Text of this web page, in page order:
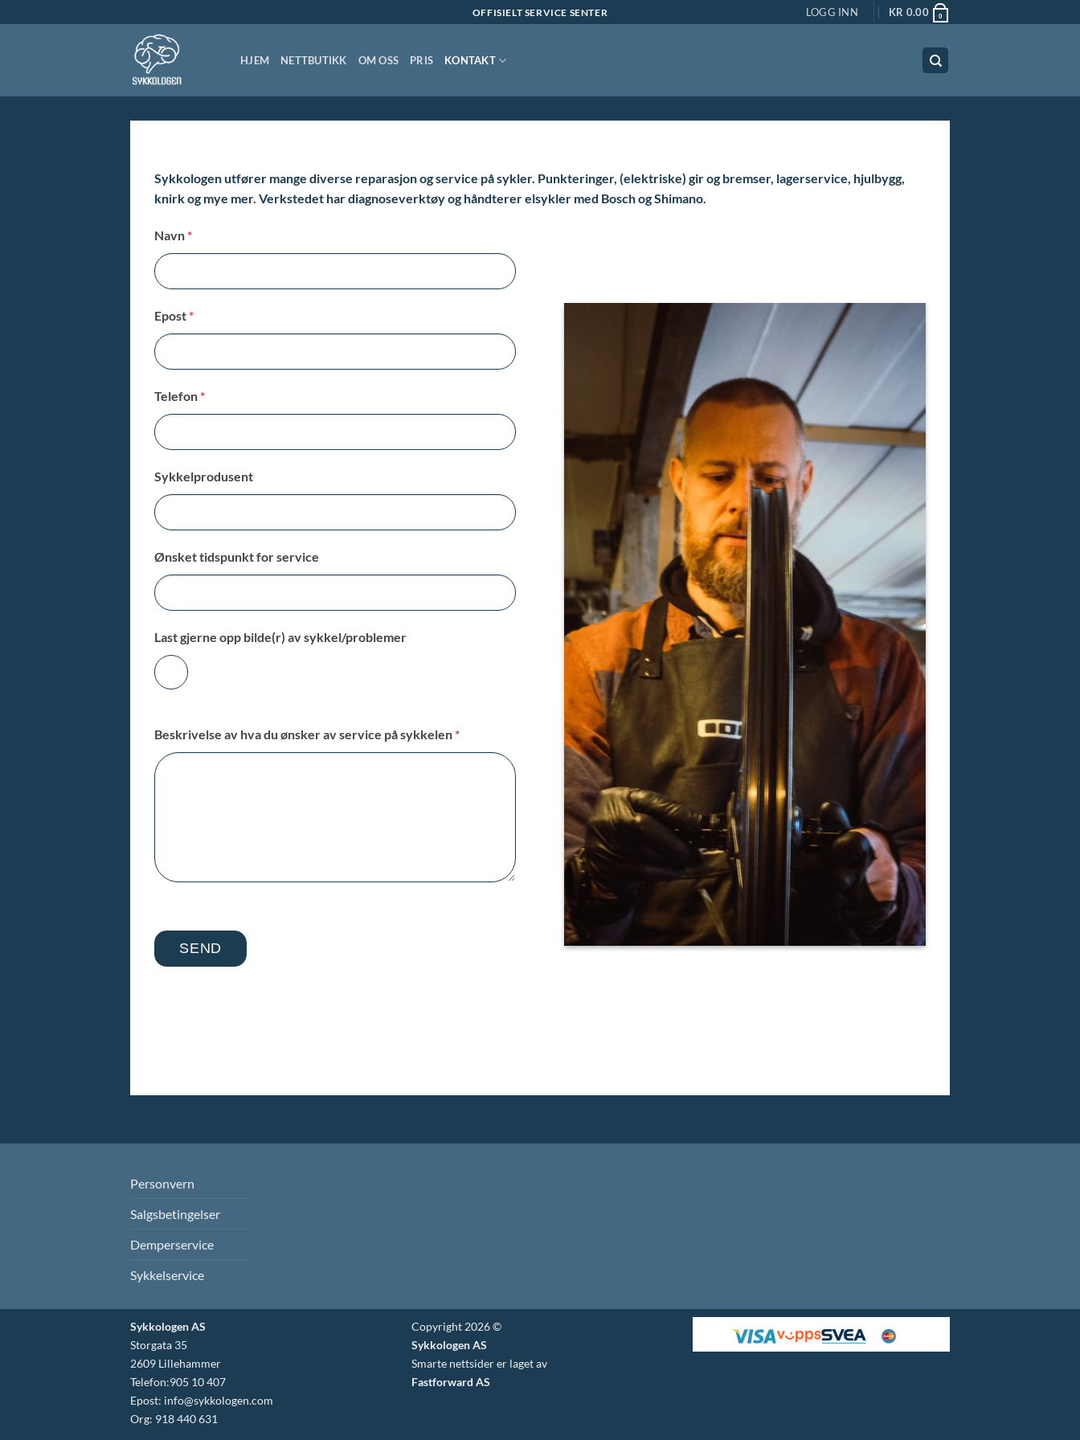
to
OFFISIELT SERVICE SENTER LOGG INN KR 0.00 0
HJEM NETTBUTIKK OM OSS PRIS KONTAKT
Sykkologen utfører mange diverse reparasjon og service på sykler. Punkteringer, (elektriske) gir og bremser, lagerservice, hjulbygg,
knirk og mye mer. Verkstedet har diagnoseverktøy og håndterer elsykler med Bosch og Shimano.
SYKKELSERVICE
Navn*
Epost*
Telefon*
Sykkelprodusent
Ønsket tidspunkt for service
Last gjerne opp bilde(r) av sykkel/problemer
Beskrivelse av hva du ønsker av service på sykkelen*
SEND
Personvern
Salgsbetingelser
Demperservice
Sykkelservice
Sykkologen AS
Storgata 35
2609 Lillehammer
Telefon:905 10 407
Epost: info@sykkologen.com
Org: 918 440 631
Copyright 2026 ©
Sykkologen AS
Smarte nettsider er laget av
Fastforward AS